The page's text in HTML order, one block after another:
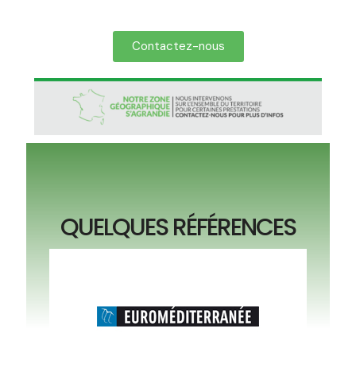
Contactez-nous
QUELQUES RÉFÉRENCES